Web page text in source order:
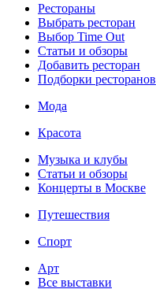
Рестораны
Выбрать ресторан
Выбор Time Out
Статьи и обзоры
Добавить ресторан
Подборки ресторанов
Мода
Красота
Музыка и клубы
Статьи и обзоры
Концерты в Москве
Путешествия
Спорт
Арт
Все выставки